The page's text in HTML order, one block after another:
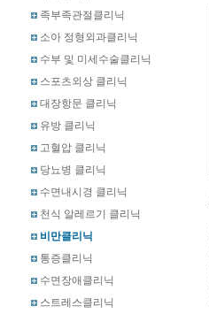
족부족관절클리닉
소아 정형외과클리닉
수부 및 미세수술클리닉
스포츠외상 클리닉
대장항문 클리닉
유방 클리닉
고혈압 클리닉
당뇨병 클리닉
수면내시경 클리닉
천식 알레르기 클리닉
비만클리닉
통증클리닉
수면장애클리닉
스트레스클리닉